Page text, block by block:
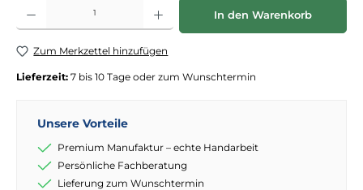
Produkt Anzahl: Gib den gewünschten Wert ein oder benutze die
In den Warenkorb
Zum Merkzettel hinzufügen
Lieferzeit: 7 bis 10 Tage oder zum Wunschtermin
Unsere Vorteile
Premium Manufaktur – echte Handarbeit
Persönliche Fachberatung
Lieferung zum Wunschtermin